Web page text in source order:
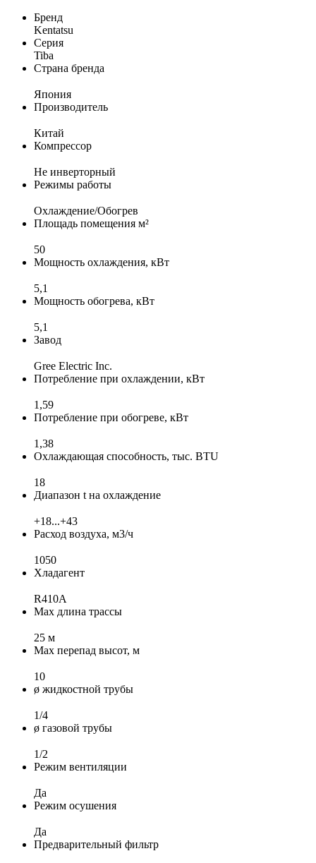
Бренд
Kentatsu
Серия
Tiba
Страна бренда
Япония
Производитель
Китай
Компрессор
Не инверторный
Режимы работы
Охлаждение/Обогрев
Площадь помещения м²
50
Мощность охлаждения, кВт
5,1
Мощность обогрева, кВт
5,1
Завод
Gree Electric Inc.
Потребление при охлаждении, кВт
1,59
Потребление при обогреве, кВт
1,38
Охлаждающая способность, тыс. BTU
18
Диапазон t на охлаждение
+18...+43
Расход воздуха, м3/ч
1050
Хладагент
R410A
Max длина трассы
25 м
Max перепад высот, м
10
ø жидкостной трубы
1/4
ø газовой трубы
1/2
Режим вентиляции
Да
Режим осушения
Да
Предварительный фильтр